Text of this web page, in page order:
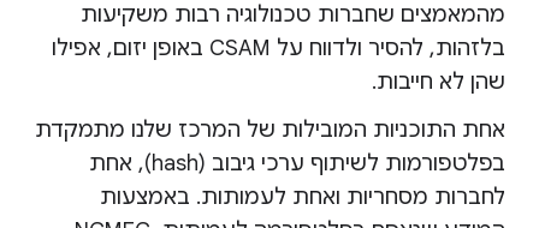
מהמאמצים שחברות טכנולוגיה רבות משקיעות
בלזהות, להסיר ולדווח על CSAM באופן יזום, אפילו
שהן לא חייבות.
אחת התוכניות המובילות של המרכז שלנו מתמקדת
בפלטפורמות לשיתוף ערכי גיבוב (hash), אחת
לחברות מסחריות ואחת לעמותות. באמצעות